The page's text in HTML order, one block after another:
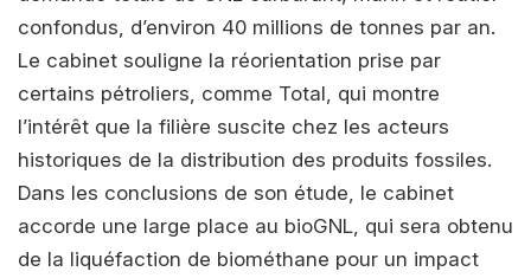
confondus, d’environ 40 millions de tonnes par an.
Le cabinet souligne la réorientation prise par
certains pétroliers, comme Total, qui montre
l’intérêt que la filière suscite chez les acteurs
historiques de la distribution des produits fossiles.
Dans les conclusions de son étude, le cabinet
accorde une large place au bioGNL, qui sera obtenu
de la liquéfaction de biométhane pour un impact